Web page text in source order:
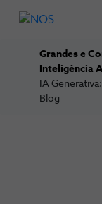
Grandes e
Inteligência
IA
Blog